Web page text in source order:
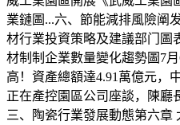
業鏈圖...六、節能減排風險阐
材行業投資策略及建議部门圖
材制制企業數量變化趨勢圖7
高！資產總額達4.91萬億元，
正在產控園區公司座談，陳廳
三、陶瓷行業發展動態第六章